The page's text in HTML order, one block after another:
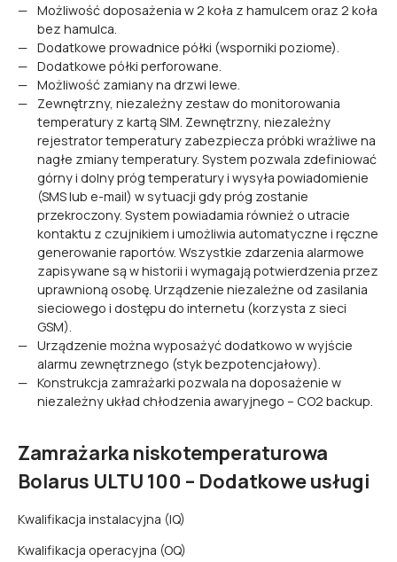
Możliwość doposażenia w 2 koła z hamulcem oraz 2 koła
bez hamulca.
Dodatkowe prowadnice półki (wsporniki poziome).
Dodatkowe półki perforowane.
Możliwość zamiany na drzwi lewe.
Zewnętrzny, niezależny zestaw do monitorowania
temperatury z kartą SIM. Zewnętrzny, niezależny
rejestrator temperatury zabezpiecza próbki wrażliwe na
nagłe zmiany temperatury. System pozwala zdefiniować
górny i dolny próg temperatury i wysyła powiadomienie
(SMS lub e-mail) w sytuacji gdy próg zostanie
przekroczony. System powiadamia również o utracie
kontaktu z czujnikiem i umożliwia automatyczne i ręczne
generowanie raportów. Wszystkie zdarzenia alarmowe
zapisywane są w historii i wymagają potwierdzenia przez
uprawnioną osobę. Urządzenie niezależne od zasilania
sieciowego i dostępu do internetu (korzysta z sieci
GSM).
Urządzenie można wyposażyć dodatkowo w wyjście
alarmu zewnętrznego (styk bezpotencjałowy).
Konstrukcja zamrażarki pozwala na doposażenie w
niezależny układ chłodzenia awaryjnego – CO2 backup.
Zamrażarka niskotemperaturowa
Bolarus ULTU 100 – Dodatkowe usługi
Kwalifikacja instalacyjna (IQ)
Kwalifikacja operacyjna (OQ)